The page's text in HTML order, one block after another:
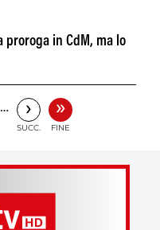
in CdM, ma lo
… ›
SUCC.
»
FINE